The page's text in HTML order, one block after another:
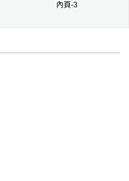
內頁-3